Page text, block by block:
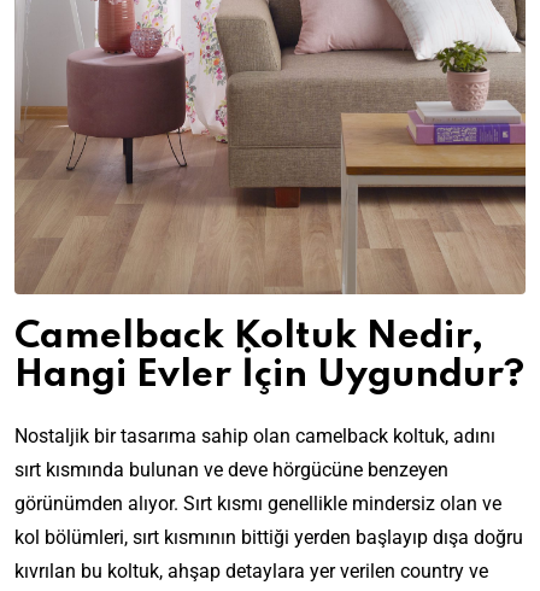
Camelback Koltuk Nedir,
Hangi Evler İçin Uygundur?
Nostaljik bir tasarıma sahip olan camelback koltuk, adını
sırt kısmında bulunan ve deve hörgücüne benzeyen
görünümden alıyor. Sırt kısmı genellikle mindersiz olan ve
kol bölümleri, sırt kısmının bittiği yerden başlayıp dışa doğru
kıvrılan bu koltuk, ahşap detaylara yer verilen country ve